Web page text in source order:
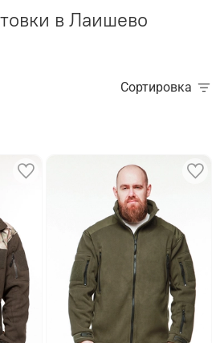
в Лаишево
Сортировка